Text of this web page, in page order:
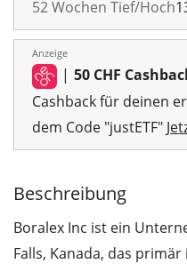
52 Wochen Tief/Hoch
Anzeige
| 50 CHF
Cashback für deinen
dem Code "justETF"
Beschreibung
Boralex Inc ist ein
Falls, Kanada, das